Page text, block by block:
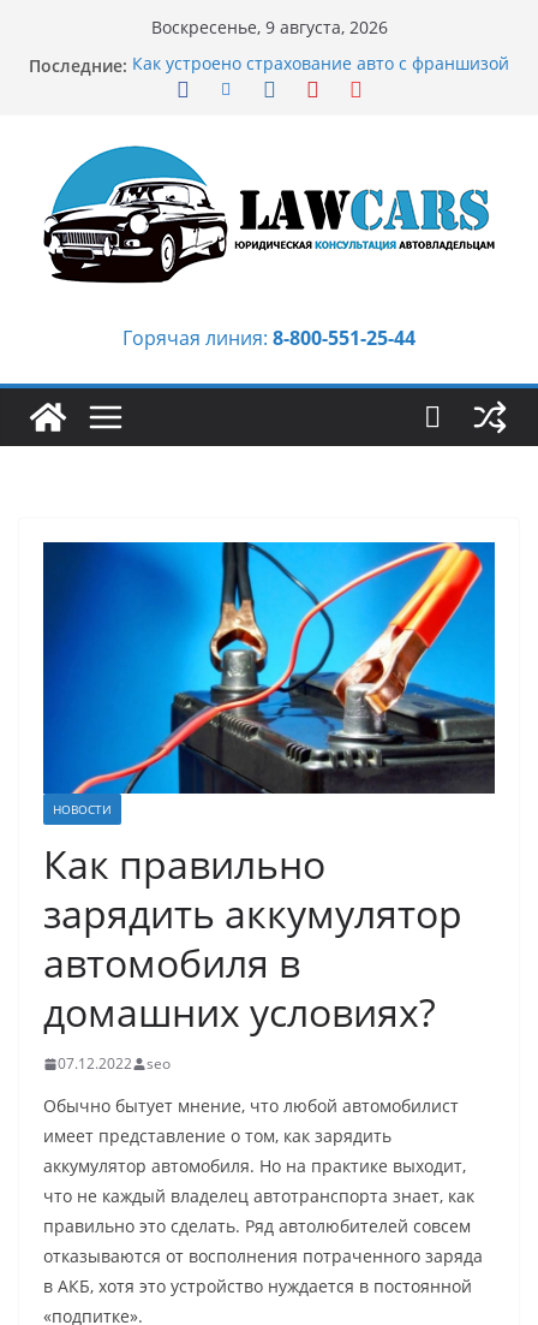
содержимому
Воскресенье, 9 августа, 2026
Последние: Как устроено страхование авто с франшизой
и кому оно может подойти
Аукцион мотоциклов: когда выбор
становится философией скорости
Срочный выкуп битых авто в Москве:
почему автовладельцы выбирают mos-auto
Бриллиантовые серьги: вечная классика
или остромодный тренд?
Горячая линия: 8-800-551-25-44
НОВОСТИ
Как правильно
зарядить аккумулятор
автомобиля в
домашних условиях?
07.12.2022 seo
Обычно бытует мнение, что любой автомобилист
имеет представление о том, как зарядить
аккумулятор автомобиля. Но на практике выходит,
что не каждый владелец автотранспорта знает, как
правильно это сделать. Ряд автолюбителей совсем
отказываются от восполнения потраченного заряда
в АКБ, хотя это устройство нуждается в постоянной
«подпитке».